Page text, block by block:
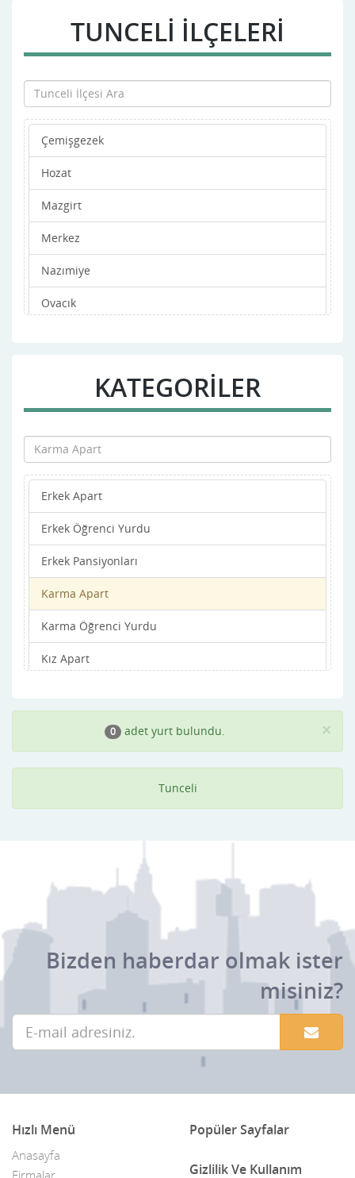
TUNCELI İLÇELERİ
Çemişgezek
Hozat
Mazgirt
Merkez
Nazımiye
Ovacık
KATEGORİLER
Erkek Apart
Erkek Öğrenci Yurdu
Erkek Pansiyonları
Karma Apart
Karma Öğrenci Yurdu
Kız Apart
Kız Pansiyonları ×
0 adet yurt bulundu.
Tunceli
Bizden haberdar olmak ister
misiniz?
Hızlı Menü
Anasayfa
Popüler Sayfalar
Gizlilik Ve Kullanım